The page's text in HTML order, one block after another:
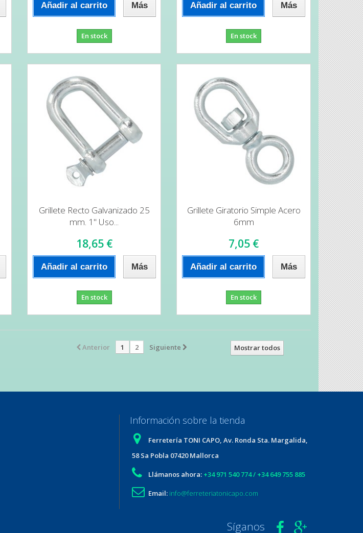
Añadir al carrito Más
En stock
Añadir al carrito Más
En stock
Grillete Recto Galvanizado 25
mm. 1" Uso...
18,65 €
Añadir al carrito Más
En stock
Grillete Giratorio Simple Acero
6mm
7,05 €
Añadir al carrito Más
En stock
Mostrar todos
Anterior 1 2 Siguiente
Información sobre la tienda
Ferretería TONI CAPO, Av. Ronda Sta. Margalida,
58 Sa Pobla 07420 Mallorca
Llámanos ahora: +34 971 540 774 / +34 649 755 885
Email: info@ferreteriatonicapo.com
Síganos